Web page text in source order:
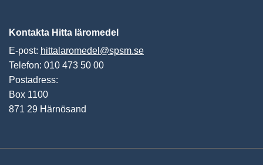
Kontakta Hitta läromedel
E-post: hittalaromedel@spsm.se
Telefon: 010 473 50 00
Postadress:
Box 1100
871 29 Härnösand